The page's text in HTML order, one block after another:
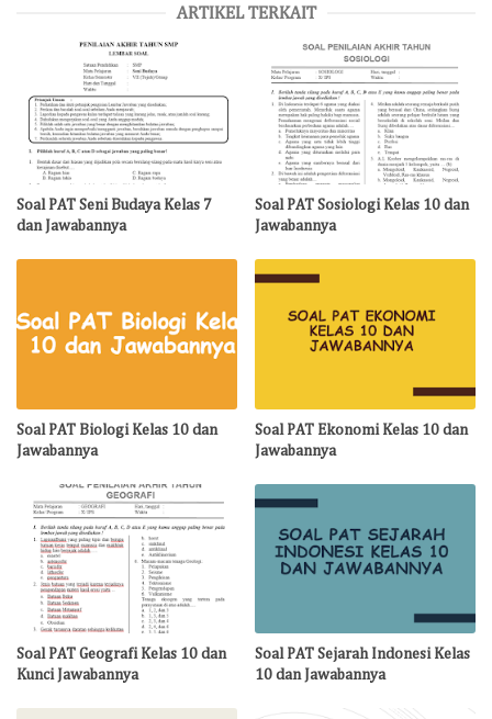
ARTIKEL TERKAIT
Soal PAT Seni Budaya Kelas 7
dan Jawabannya
Soal PAT Sosiologi Kelas 10 dan
Jawabannya
Soal PAT Biologi Kelas 10 dan
Jawabannya
Soal PAT Ekonomi Kelas 10 dan
Jawabannya
Soal PAT Geografi Kelas 10 dan
Kunci Jawabannya
Soal PAT Sejarah Indonesi Kelas
10 dan Jawabannya